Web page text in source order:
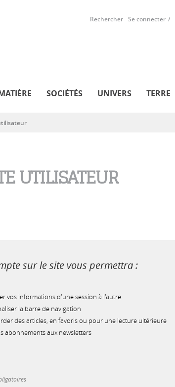
Rechercher Se connecter
SOCIÉTÉS UNIVERS TERRE
UTILISATEUR
sur le site vous permettra :
vos informations d'une session à l'autre
la barre de navigation
des articles, en favoris ou pour une lecture ultérieure
abonnements aux newsletters